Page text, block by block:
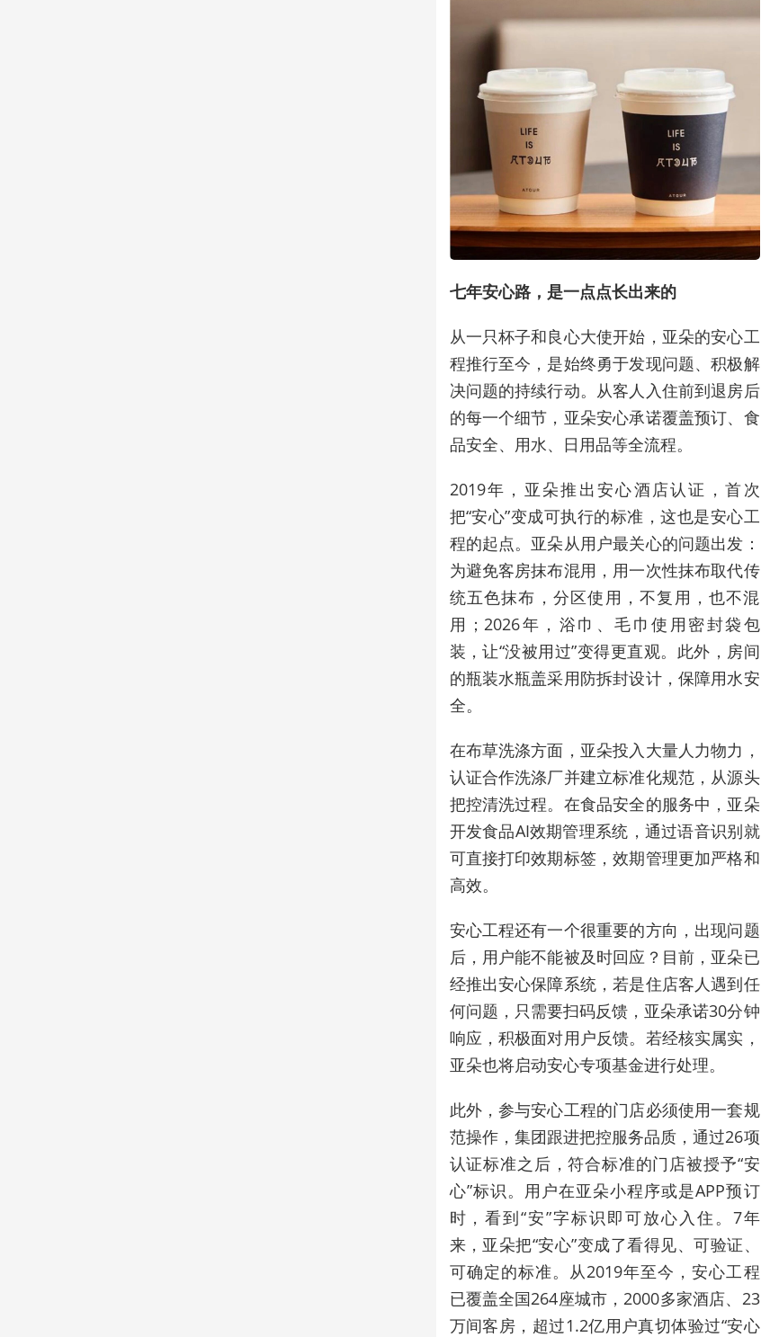
七年安心路，是一点点长出来的
从一只杯子和良心大使开始，亚朵的安心工
程推行至今，是始终勇于发现问题、积极解
决问题的持续行动。从客人入住前到退房后
的每一个细节，亚朵安心承诺覆盖预订、食
品安全、用水、日用品等全流程。
2019年，亚朵推出安心酒店认证，首次
把“安心”变成可执行的标准，这也是安心工
程的起点。亚朵从用户最关心的问题出发：
为避免客房抹布混用，用一次性抹布取代传
统五色抹布，分区使用，不复用，也不混
用； 2026年，浴巾、毛巾使用密封袋包
装，让“没被用过”变得更直观。此外，房间
的瓶装水瓶盖采用防拆封设计，保障用水安
全。
在布草洗涤方面，亚朵投入大量人力物力，
认证合作洗涤厂并建立标准化规范，从源头
把控清洗过程。在食品安全的服务中，亚朵
开发食品AI效期管理系统，通过语音识别就
可直接打印效期标签，效期管理更加严格和
高效。
安心工程还有一个很重要的方向，出现问题
后，用户能不能被及时回应？目前，亚朵已
经推出安心保障系统，若是住店客人遇到任
何问题，只需要扫码反馈，亚朵承诺30分钟
响应，积极面对用户反馈。若经核实属实，
亚朵也将启动安心专项基金进行处理。
此外，参与安心工程的门店必须使用一套规
范操作，集团跟进把控服务品质，通过26项
认证标准之后，符合标准的门店被授予“安
心”标识。用户在亚朵小程序或是APP预订
时，看到“安”字标识即可放心入住。 7年
来，亚朵把“安心”变成了看得见、可验证、
可确定的标准。从2019年至今，安心工程
已覆盖全国264座城市，2000多家酒店、 23
万间客房，超过1.2亿用户真切体验过“安心